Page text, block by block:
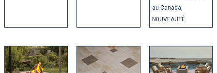
au Canada
N0UVEAUTÉ